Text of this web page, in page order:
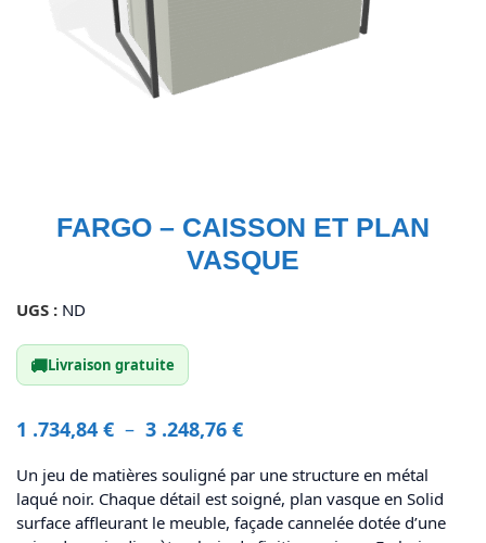
FARGO – CAISSON ET PLAN
VASQUE
UGS : ND
🚚Livraison gratuite
1 .734,84 € – 3 .248,76 €
Un jeu de matières souligné par une structure en métal
laqué noir. Chaque détail est soigné, plan vasque en Solid
surface affleurant le meuble, façade cannelée dotée d’une